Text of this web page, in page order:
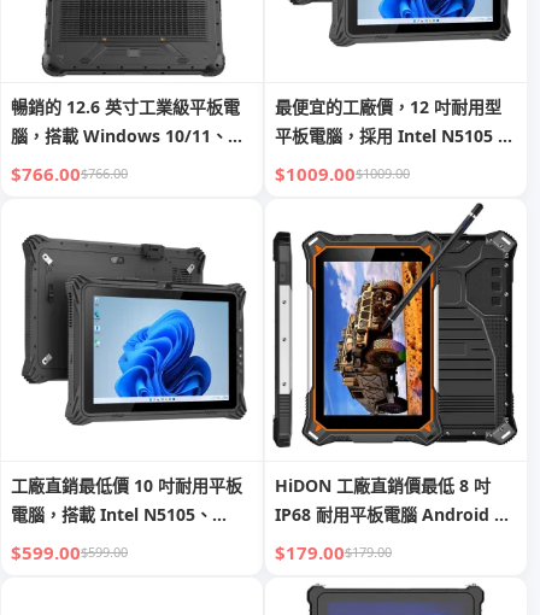
暢銷的 12.6 英寸工業級平板電
腦，搭載 Windows 10/11、
Intel Core i5/i7、4G/5G，具
$766.00$766.00
最便宜的工廠價，12 吋耐用型
平板電腦，採用 Intel N5105 處
理器，搭載 Windows 11，具
$1009.00$1009.00
工廠直銷最低價 10 吋耐用平板
電腦，搭載 Intel N5105、
Windows 11，具 GPS、NFC、
$599.00$599.00
HiDON 工廠直銷價最低 8 吋
IP68 耐用平板電腦 Android 八
核 10000mAh 6GB 記憶體 +
OEM 工業級平板電腦
$179.00$179.00